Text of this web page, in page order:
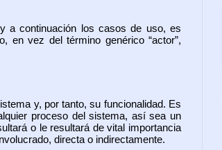
a continuación los casos de uso, es
en vez del término genérico “actor”,
y, por tanto, su funcionalidad. Es
proceso del sistema, así sea un
o le resultará de vital importancia
directa o indirectamente.